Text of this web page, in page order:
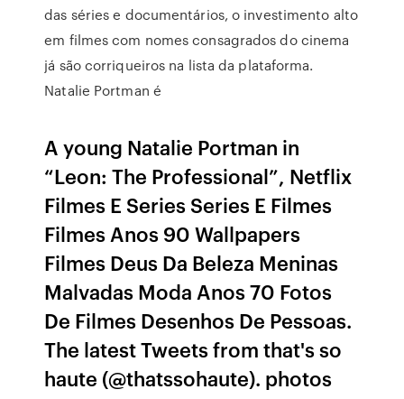
das séries e documentários, o investimento alto
em filmes com nomes consagrados do cinema
já são corriqueiros na lista da plataforma.
Natalie Portman é
A young Natalie Portman in
“Leon: The Professional”, Netflix
Filmes E Series Series E Filmes
Filmes Anos 90 Wallpapers
Filmes Deus Da Beleza Meninas
Malvadas Moda Anos 70 Fotos
De Filmes Desenhos De Pessoas.
The latest Tweets from that's so
haute (@thatssohaute). photos